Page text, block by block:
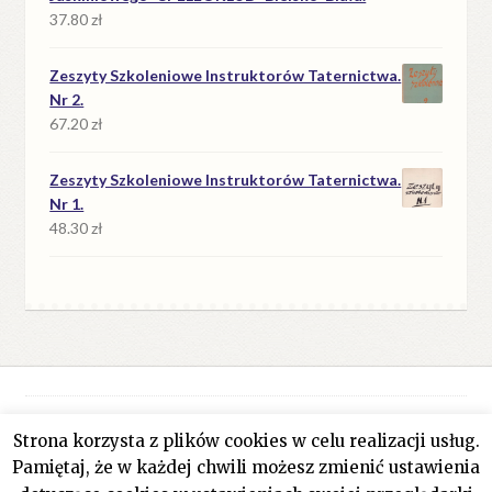
37.80zł
Zeszyty Szkoleniowe Instruktorów Taternictwa.
Nr 2.
67.20zł
Zeszyty Szkoleniowe Instruktorów Taternictwa.
Nr 1.
48.30zł
© Antykwariat Filar 2026
Polityka prywatności
Stworzone z WooCommerce.
Strona korzysta z plików cookies w celu realizacji usług.
Pamiętaj, że w każdej chwili możesz zmienić ustawienia